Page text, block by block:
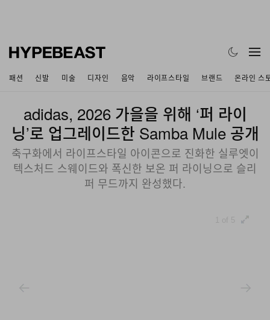
패션 신발 미술 디자인 음악 라이프스타일 브랜드 온라인 스
adidas, 2026 가을을 위해 ‘퍼 라이
닝’로 업그레이드한 Samba Mule 공개
축구화에서 라이프스타일 아이콘으로 진화한 실루엣이
텍스처드 스웨이드와 폭신한 보온 퍼 라이닝으로 슬리
퍼 무드까지 완성했다.